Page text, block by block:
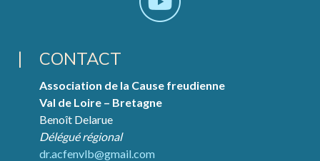
CONTACT
Association de la Cause freudienne
Val de Loire – Bretagne
Benoît Delarue
Délégué régional
dr.acfenvlb@gmail.com